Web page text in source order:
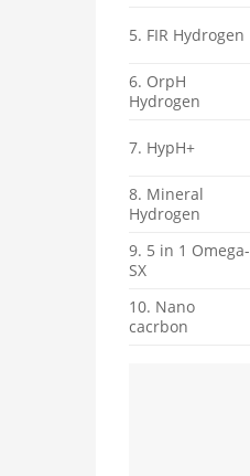
5. FIR Hydrogen
6. OrpH
Hydrogen
7. HypH+
8. Mineral
Hydrogen
9. 5 in 1 Omega-
SX
10. Nano
cacrbon